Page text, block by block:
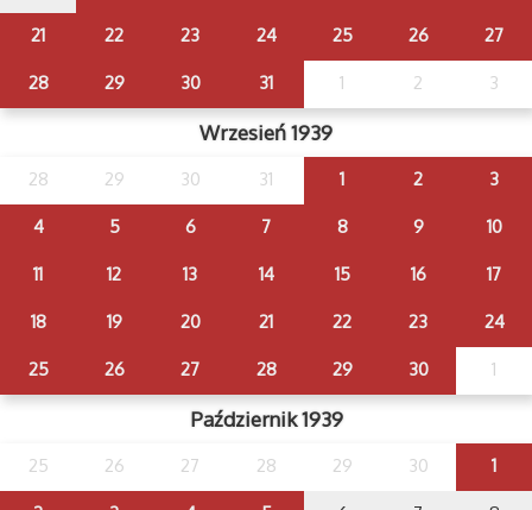
21 22 23 24 25 26 27
28 29 30 31 1 2 3
Wrzesień 1939
28 29 30 31 1 2 3
4 5 6 7 8 9 10
11 12 13 14 15 16 17
18 19 20 21 22 23 24
25 26 27 28 29 30 1
Październik 1939
25 26 27 28 29 30 1